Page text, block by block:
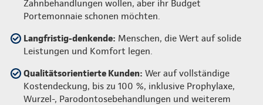
Zahnbehandlungen wollen, aber ihr Budget
Portemonnaie schonen möchten.
Langfristig-denkende: Menschen, die Wert auf solide
Leistungen und Komfort legen.
Qualitätsorientierte Kunden: Wer auf vollständige
Kostendeckung, bis zu 100 %, inklusive Prophylaxe,
Wurzel-, Parodontosebehandlungen und weiterem